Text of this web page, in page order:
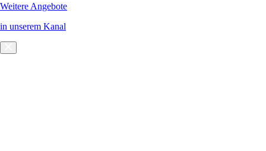
Weitere Angebote
in unserem Kanal